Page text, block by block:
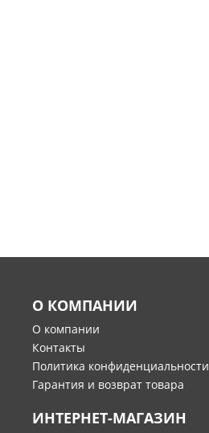
О КОМПАНИИ
О компании
Контакты
Политика конфиденциальности
Гарантия и возврат товара
ИНТЕРНЕТ-МАГАЗИН